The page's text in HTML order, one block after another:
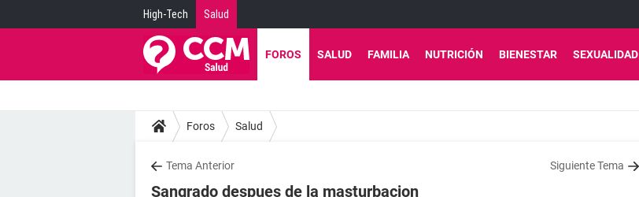
High-Tech Salud
FOROS SALUD FAMILIA NUTRICIÓN BIENESTAR SEXUALIDAD
Foros Salud
Tema Anterior Siguiente Tema
Sangrado despues de la masturbacion